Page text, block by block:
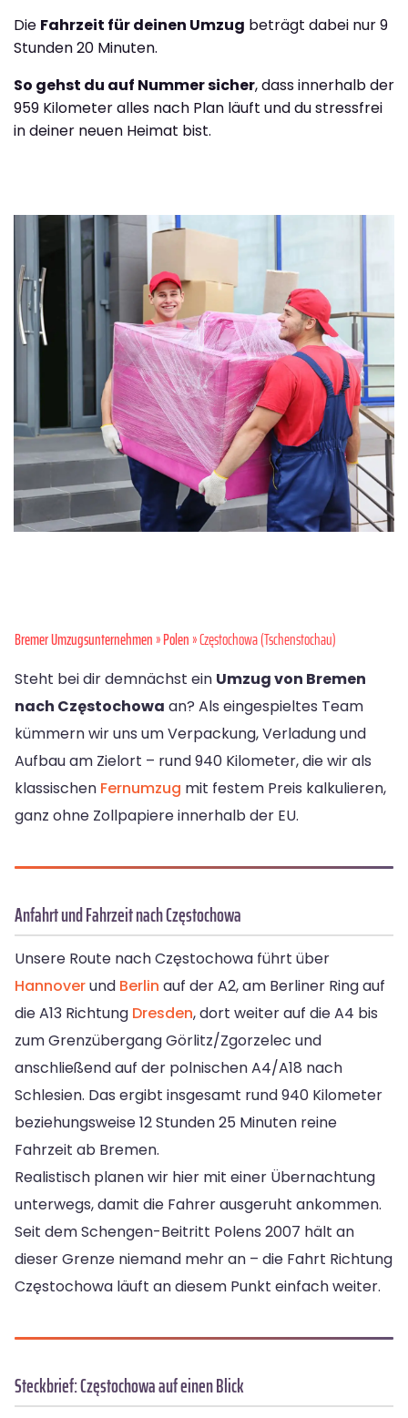
Die Fahrzeit für deinen Umzug beträgt dabei nur 9
Stunden 20 Minuten.
So gehst du auf Nummer sicher, dass innerhalb der
959 Kilometer alles nach Plan läuft und du stressfrei
in deiner neuen Heimat bist.
Bremer Umzugsunternehmen»Polen» Częstochowa (Tschenstochau)
Steht bei dir demnächst ein Umzug von Bremen
nach Częstochowa an? Als eingespieltes Team
kümmern wir uns um Verpackung, Verladung und
Aufbau am Zielort – rund 940 Kilometer, die wir als
klassischen Fernumzug mit festem Preis kalkulieren,
ganz ohne Zollpapiere innerhalb der EU.
Anfahrt und Fahrzeit nach Częstochowa
Unsere Route nach Częstochowa führt über
Hannoverund Berlin auf der A2, am Berliner Ring auf
die A13 Richtung Dresden, dort weiter auf die A4 bis
zum Grenzübergang Görlitz/Zgorzelec und
anschließend auf der polnischen A4/A18 nach
Schlesien. Das ergibt insgesamt rund 940 Kilometer
beziehungsweise 12 Stunden 25 Minuten reine
Fahrzeit ab Bremen.
Realistisch planen wir hier mit einer Übernachtung
unterwegs, damit die Fahrer ausgeruht ankommen.
Seit dem Schengen-Beitritt Polens 2007 hält an
dieser Grenze niemand mehr an – die Fahrt Richtung
Częstochowa läuft an diesem Punkt einfach weiter.
Steckbrief: Częstochowa auf einen Blick